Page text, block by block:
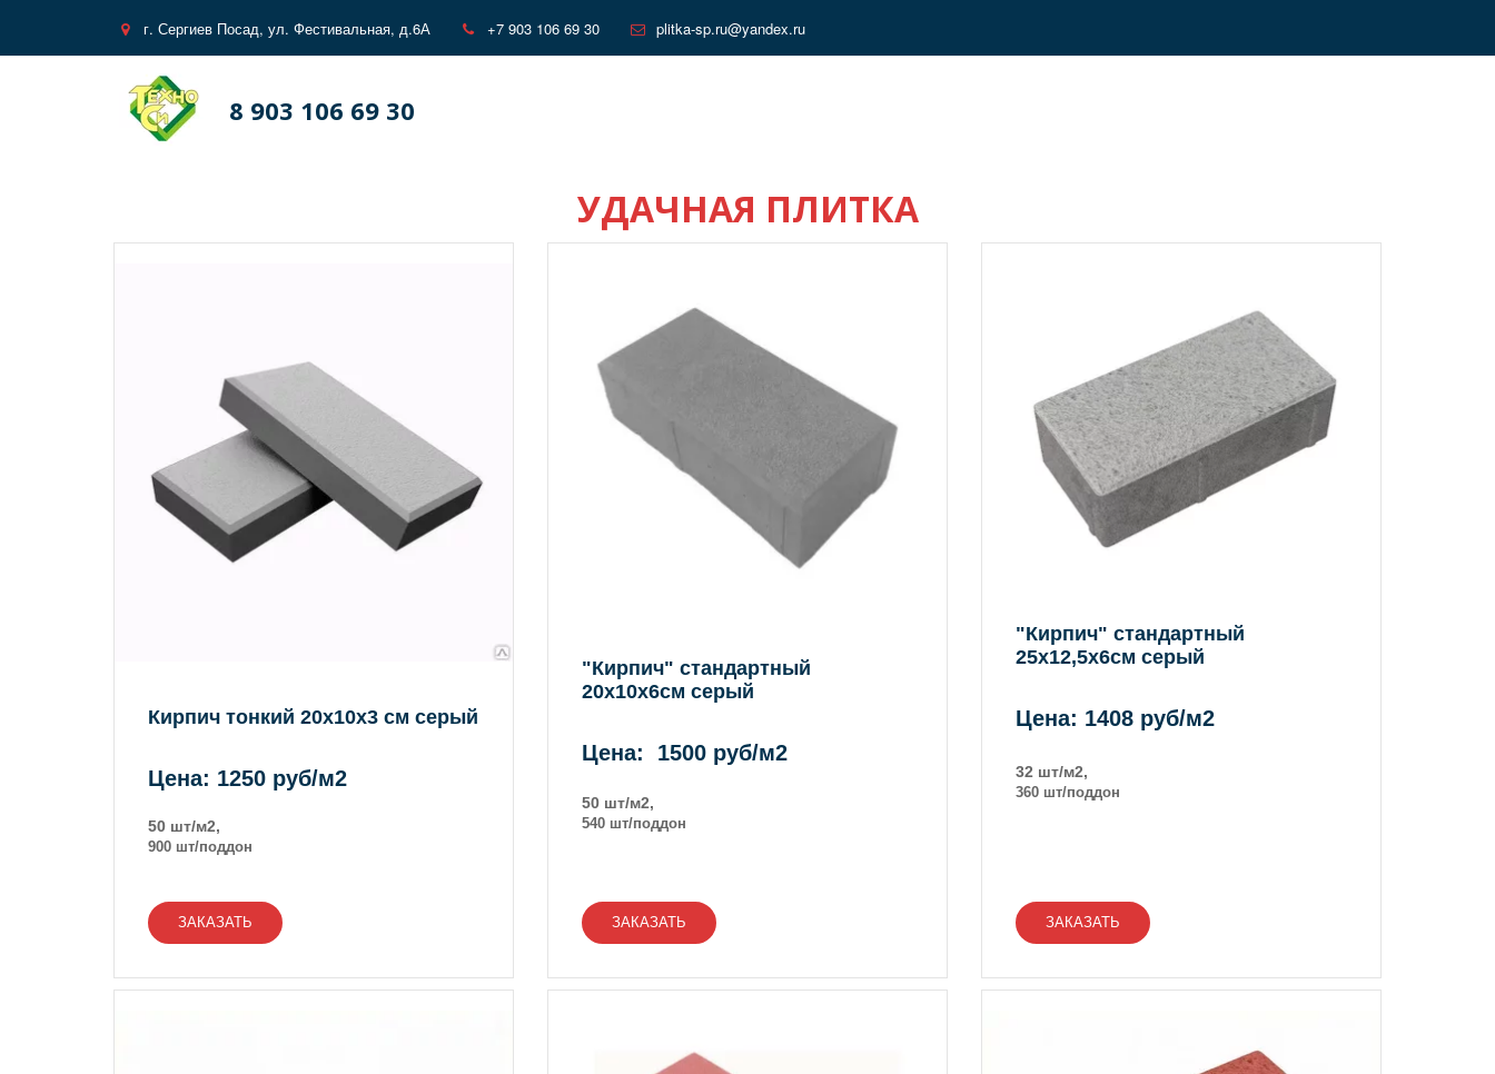
г. Сергиев Посад, ул. Фестивальная, д.6А +7 903 106 69 30 plitka-sp.ru@yandex.ru
8 903 106 69 30
УДАЧНАЯ ПЛИТКА
Кирпич тонкий 20х10х3 см серый
Цена: 1250 руб/м2
50 шт/м2,
900 шт/поддон
ЗАКАЗАТЬ
"Кирпич" стандартный
20х10х6см серый
Цена: 1500 руб/м2
50 шт/м2,
540 шт/поддон
ЗАКАЗАТЬ
"Кирпич" стандартный
25х12,5х6см серый
Цена: 1408 руб/м2
32 шт/м2,
360 шт/поддон
ЗАКАЗАТЬ